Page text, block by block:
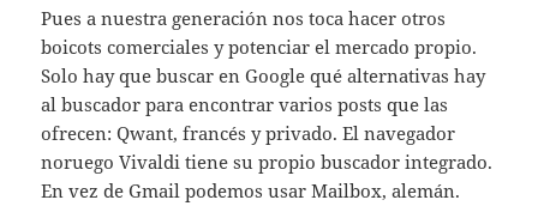
Pues a nuestra generación nos toca hacer otros
boicots comerciales y potenciar el mercado propio.
Solo hay que buscar en Google qué alternativas hay
al buscador para encontrar varios posts que las
ofrecen: Qwant, francés y privado. El navegador
noruego Vivaldi tiene su propio buscador integrado.
En vez de Gmail podemos usar Mailbox, alemán.